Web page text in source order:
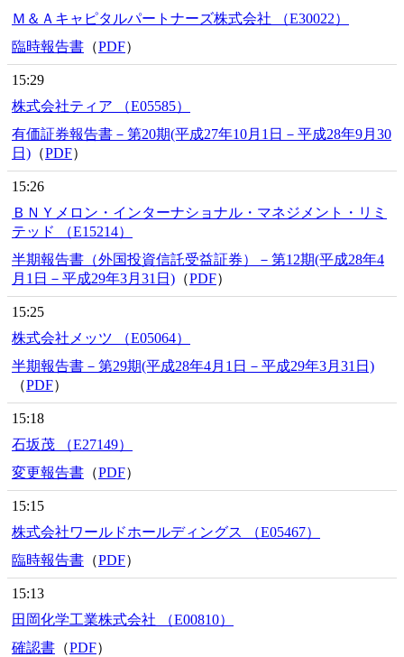
Ｍ＆Ａキャピタルパートナーズ株式会社 （E30022）
臨時報告書 （PDF）
15:29
株式会社ティア （E05585）
有価証券報告書－第20期(平成27年10月1日－平成28年9月30
日) （PDF）
15:26
ＢＮＹメロン・インターナショナル・マネジメント・リミ
テッド （E15214）
半期報告書（外国投資信託受益証券）－第12期(平成28年4
月1日－平成29年3月31日) （PDF）
15:25
株式会社メッツ （E05064）
半期報告書－第29期(平成28年4月1日－平成29年3月31日)
（PDF）
15:18
石坂茂 （E27149）
変更報告書 （PDF）
15:15
株式会社ワールドホールディングス （E05467）
臨時報告書 （PDF）
15:13
田岡化学工業株式会社 （E00810）
確認書 （PDF）